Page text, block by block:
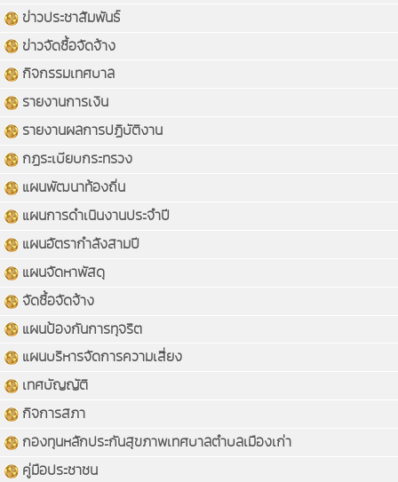
ข่าวประชาสัมพันธ์
ข่าวจัดซื้อจัดจ้าง
กิจกรรมเทศบาล
รายงานการเงิน
รายงานผลการปฏิบัติงาน
กฏระเบียบกระทรวง
แผนพัฒนาท้องถิ่น
แผนการดำเนินงานประจำปี
แผนอัตรากำลังสามปี
แผนจัดหาพัสดุ
จัดซื้อจัดจ้าง
แผนป้องกันการทุจริต
แผนบริหารจัดการความเสี่ยง
เทศบัญญัติ
กิจการสภา
กองทุนหลักประกันสุขภาพเทศบาลตำบลเมืองเก่า
คู่มือประชาชน